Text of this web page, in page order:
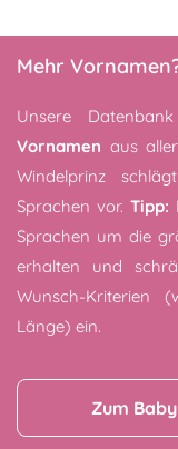
Mehr
Unsere
Vornamen aus
Windelprinz
Sprachen vor. Tipp:
Sprachen um die
erhalten und
Wunsch-Kriterien
Länge) ein.
Zum